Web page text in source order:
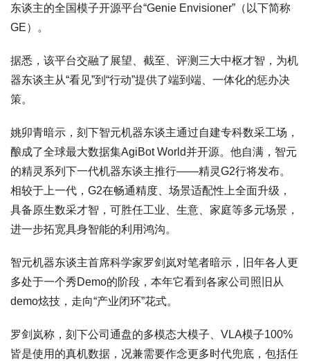
东谈主的全国模子开源平台“Genie Envisioner”（以下简称
GE）。
据悉，该平台交融了展望、截至、评测三大中枢才智，为机
器东谈主从“看见”到“行动”提供了端到端、一体化的惩办决
策。
姚卯青暗示，刻下智元机器东谈主通过自建专科数采工场，
酿成了全球最大数据集AgiBot World并开源。他自满，智元
的精灵系列下一代机器东谈主推行——精灵G2行将发布。
相较于上一代，G2在畅通精度、场景适配性上全面升级，
具备原生数采才智，可胜任工业、生意、家庭等多元场景，
进一步拓宽具身智能的利用鸿沟。
智元机器东谈主首席科学家罗剑岚对笔者暗示，旧年各人更
多处于一个秀Demo的阶段，本年它看到各家公司照旧从
demo炫技，走向“产业闭环”花式。
罗剑岚称，刻下公司通盘的多模态大模子、VLA模子100%
皆是使用的真机数据，况兼需要作念更多时代兜底，包括任